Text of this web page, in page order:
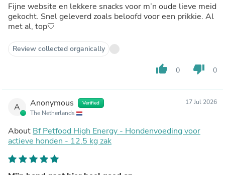
Fijne website en lekkere snacks voor m’n oude lieve meid
gekocht. Snel geleverd zoals beloofd voor een prikkie. Al
met al, top🤍
Review collected organically
thumb_up 0 thumb_down 0
A Anonymous Verified
The Netherlands
17 Jul 2026
About Bf Petfood High Energy - Hondenvoeding voor
actieve honden - 12.5 kg zak